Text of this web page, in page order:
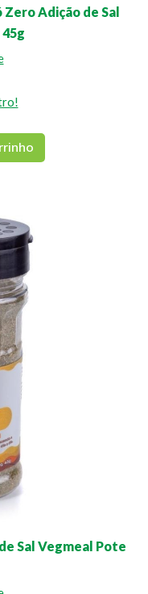
Adição de Sal
Sal Vegmeal Pote